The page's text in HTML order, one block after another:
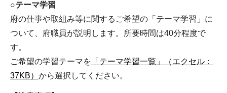
○テーマ学習
府の仕事や取組み等に関するご希望の「テーマ学習」に
ついて、府職員が説明します。所要時間は40分程度で
す。
ご希望の学習テーマを 「テーマ学習一覧」（エクセル：
37KB） から選択してください。